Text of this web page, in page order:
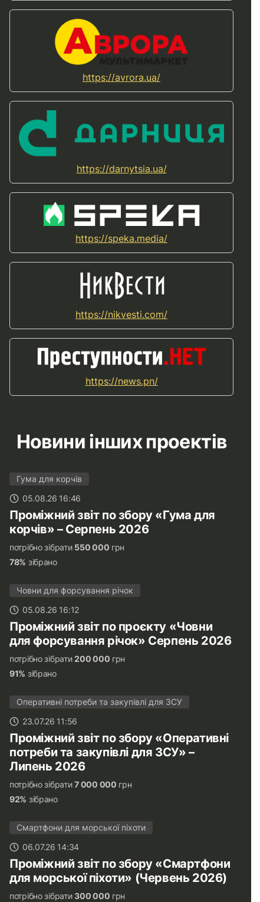
https://avrora.ua/
https://darnytsia.ua/
https://speka.media/
https://nikvesti.com/
https://news.pn/
Новини інших проектів
Гума для корчів
05.08.26 16:46
Проміжний звіт по збору «Гума для
корчів» – Серпень 2026
потрібно зібрати 550 000 грн
78% зібрано
Човни для форсування річок
05.08.26 16:12
Проміжний звіт по проєкту «Човни
для форсування річок» Серпень 2026
потрібно зібрати200 000 грн
91% зібрано
Оперативні потреби та закупівлі для ЗСУ
23.07.26 11:56
Проміжний звіт по збору «Оперативні
потреби та закупівлі для ЗСУ» –
Липень 2026
потрібно зібрати7 000 000 грн
92% зібрано
Смартфони для морської піхоти
06.07.26 14:34
Проміжний звіт по збору «Смартфони
для морської піхоти» (Червень 2026)
потрібно зібрати300 000 грн